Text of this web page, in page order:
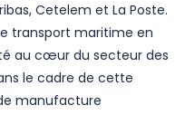
Cetelem et La Poste.
transport maritime en
au cœur du secteur des
le cadre de cette
manufacture